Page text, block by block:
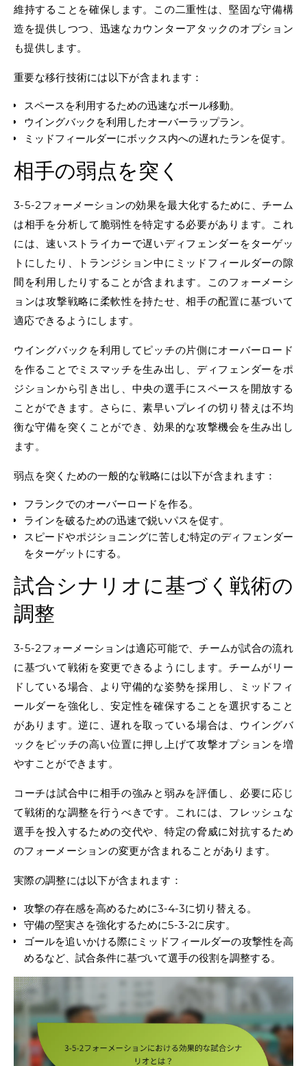
維持することを確保します。この二重性は、堅固な守備構
造を提供しつつ、迅速なカウンターアタックのオプション
も提供します。
重要な移行技術には以下が含まれます：
スペースを利用するための迅速なボール移動。
ウイングバックを利用したオーバーラップラン。
ミッドフィールダーにボックス内への遅れたランを促す。
相手の弱点を突く
3-5-2フォーメーションの効果を最大化するために、チーム
は相手を分析して脆弱性を特定する必要があります。これ
には、速いストライカーで遅いディフェンダーをターゲッ
トにしたり、トランジション中にミッドフィールダーの隙
間を利用したりすることが含まれます。このフォーメーシ
ョンは攻撃戦略に柔軟性を持たせ、相手の配置に基づいて
適応できるようにします。
ウイングバックを利用してピッチの片側にオーバーロード
を作ることでミスマッチを生み出し、ディフェンダーをポ
ジションから引き出し、中央の選手にスペースを開放する
ことができます。さらに、素早いプレイの切り替えは不均
衡な守備を突くことができ、効果的な攻撃機会を生み出し
ます。
弱点を突くための一般的な戦略には以下が含まれます：
フランクでのオーバーロードを作る。
ラインを破るための迅速で鋭いパスを促す。
スピードやポジショニングに苦しむ特定のディフェンダー
をターゲットにする。
試合シナリオに基づく戦術の
調整
3-5-2フォーメーションは適応可能で、チームが試合の流れ
に基づいて戦術を変更できるようにします。チームがリー
ドしている場合、より守備的な姿勢を採用し、ミッドフィ
ールダーを強化し、安定性を確保することを選択すること
があります。逆に、遅れを取っている場合は、ウイングバ
ックをピッチの高い位置に押し上げて攻撃オプションを増
やすことができます。
コーチは試合中に相手の強みと弱みを評価し、必要に応じ
て戦術的な調整を行うべきです。これには、フレッシュな
選手を投入するための交代や、特定の脅威に対抗するため
のフォーメーションの変更が含まれることがあります。
実際の調整には以下が含まれます：
攻撃の存在感を高めるために3-4-3に切り替える。
守備の堅実さを強化するために5-3-2に戻す。
ゴールを追いかける際にミッドフィールダーの攻撃性を高
めるなど、試合条件に基づいて選手の役割を調整する。